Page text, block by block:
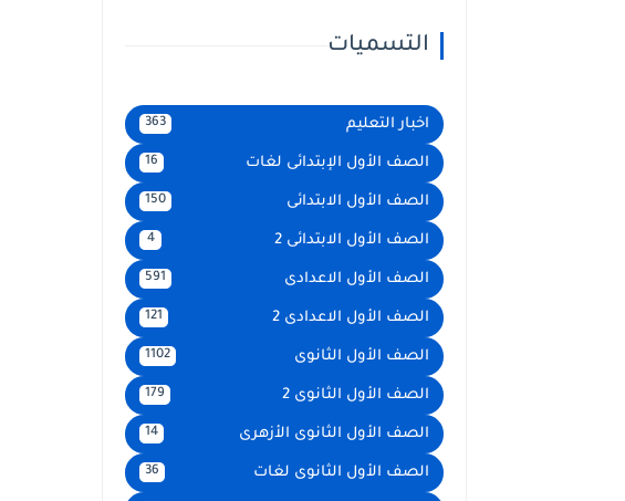
التسميات
اخبار التعليم 363
الصف الأول الإبتدائى لغات 16
الصف الأول الابتدائى 150
الصف الأول الابتدائى 2 4
الصف الأول الاعدادى 591
الصف الأول الاعدادى 2 121
الصف الأول الثانوى 1102
الصف الأول الثانوى 2 179
الصف الأول الثانوى الأزهرى 14
الصف الأول الثانوى لغات 36